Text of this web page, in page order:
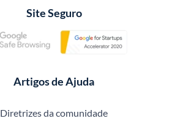
Site Seguro
Artigos de Ajuda
Diretrizes da comunidade